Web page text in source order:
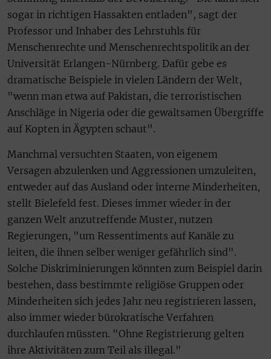
sogar in richtigen Hassakten entladen", sagt der
Professor und Inhaber des Lehrstuhls für
Menschenrechte und Menschenrechtspolitik an der
Universität Erlangen-Nürnberg. Dafür gebe es
dramatische Beispiele in vielen Ländern der Welt,
"wenn man etwa auf Pakistan, die terroristischen
Anschläge in Nigeria oder die gewaltsamen Übergriffe
auf Kopten in Ägypten schaut".
Manchmal versuchten Staaten, von eigenem
Versagen abzulenken und Aggressionen umzuleiten,
entweder auf das Ausland oder interne Minderheiten,
stellt Bielefeld fest. Dieses immer wieder in der
ganzen Welt anzutreffende Muster, nutzen
Regierungen, "um Ressentiments auf Kanäle zu
leiten, die ihnen selber weniger gefährlich sind".
Solche Diskriminierungen könnten zum Beispiel darin
bestehen, dass bestimmte religiöse Gruppen oder
Minderheiten sich jedes Jahr neu registrieren lassen,
also immer wieder bürokratische Verfahren
durchlaufen müssten. "Ohne Registrierung gelten
ihre Aktivitäten zum Teil als illegal."